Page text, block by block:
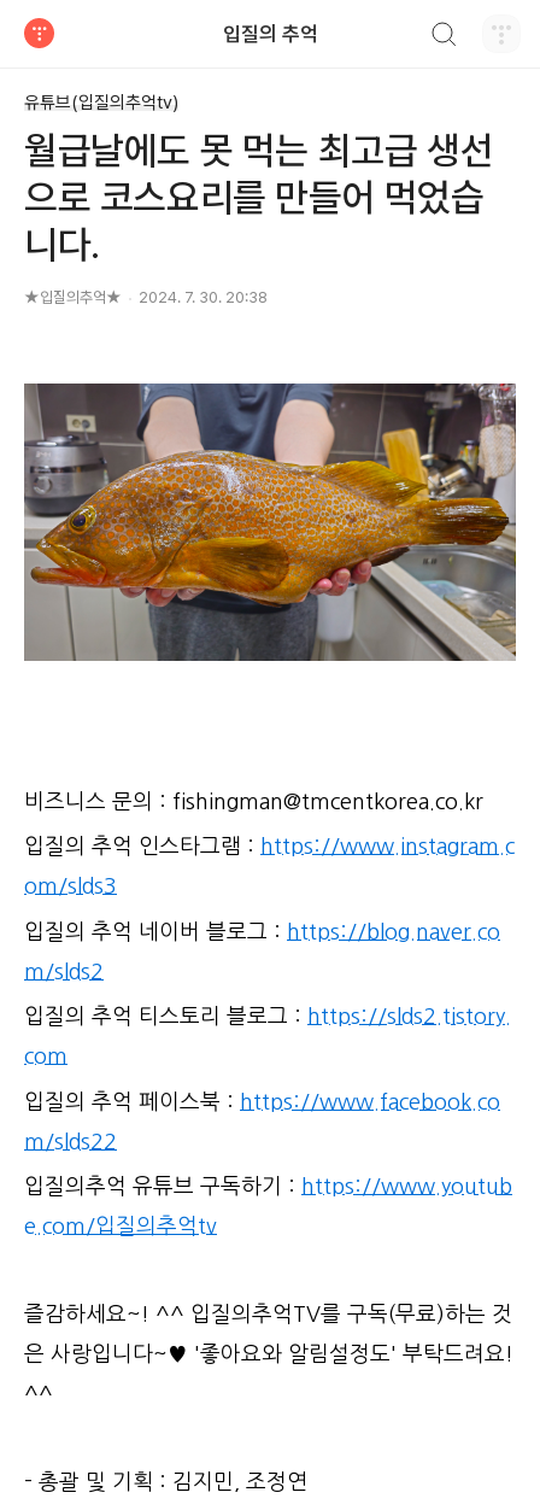
입질의 추억
유튜브(입질의추억tv)
월급날에도 못 먹는 최고급 생선
으로 코스요리를 만들어 먹었습
니다.
★입질의추억★ 2024. 7. 30. 20:38
비즈니스 문의 : fishingman@tmcentkorea.co.kr
입질의 추억 인스타그램 : https://www.instagram.c
om/slds3
입질의 추억 네이버 블로그 : https://blog.naver.co
m/slds2
입질의 추억 티스토리 블로그 : https://slds2.tistory.
com
입질의 추억 페이스북 : https://www.facebook.co
m/slds22
입질의추억 유튜브 구독하기 : https://www.youtub
e.com/입질의추억tv
즐감하세요~! ^^ 입질의추억TV를 구독(무료)하는 것
은 사랑입니다~♥ '좋아요와 알림설정도' 부탁드려요!
^^
- 총괄 및 기획 : 김지민, 조정연